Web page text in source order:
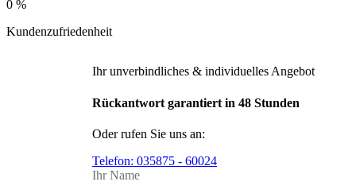
0 %
Kundenzufriedenheit
Ihr unverbindliches & individuelles Angebot
Rückantwort garantiert in 48 Stunden
Oder rufen Sie uns an:
Telefon: 035875 - 60024
Ihr Name